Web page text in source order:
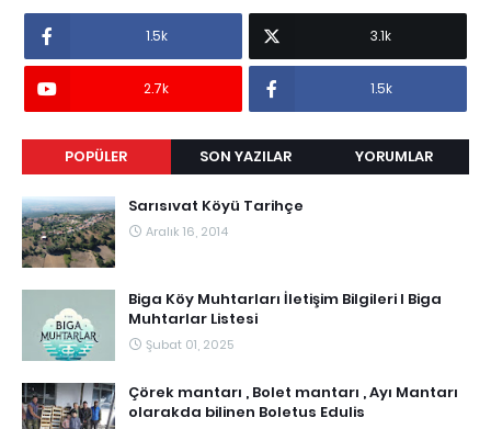
1.5k 3.1k
2.7k 1.5k
POPÜLER SON YAZILAR YORUMLAR
Sarısıvat Köyü Tarihçe
Aralık 16, 2014
Biga Köy Muhtarları İletişim Bilgileri I Biga
Muhtarlar Listesi
Şubat 01, 2025
Çörek mantarı , Bolet mantarı , Ayı Mantarı
olarakda bilinen Boletus Edulis